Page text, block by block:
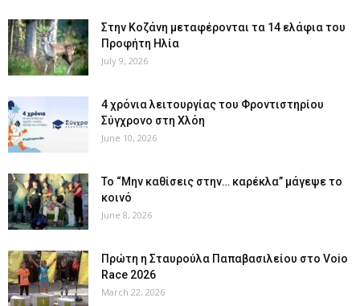
Στην Κοζάνη μεταφέρονται τα 14 ελάφια του
Προφήτη Ηλία
July 9, 2026
4 χρόνια λειτουργίας του Φροντιστηρίου
Σύγχρονο στη Χλόη
June 10, 2026
Το “Μην καθίσεις στην… καρέκλα” μάγεψε το
κοινό
June 8, 2026
Πρώτη η Σταυρούλα Παπαβασιλείου στο Voio
Race 2026
March 22, 2026